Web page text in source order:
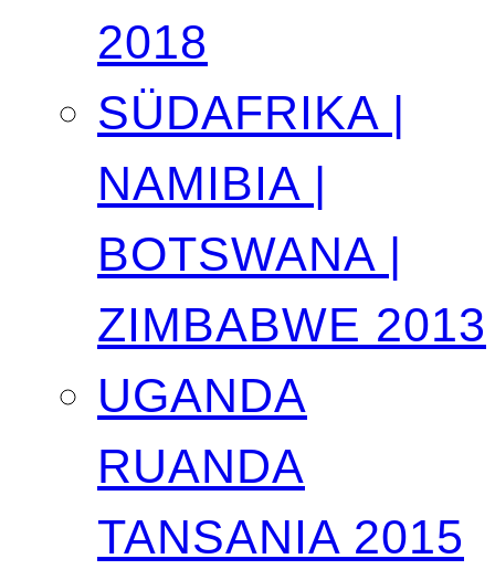
2018
SÜDAFRIKA |
NAMIBIA |
BOTSWANA |
ZIMBABWE 2013
UGANDA
RUANDA
TANSANIA 2015